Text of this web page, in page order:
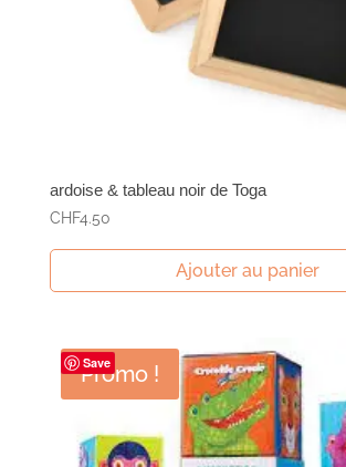
ardoise & tableau noir de Toga
CHF4.50
Ajouter au panier
Save
Promo !